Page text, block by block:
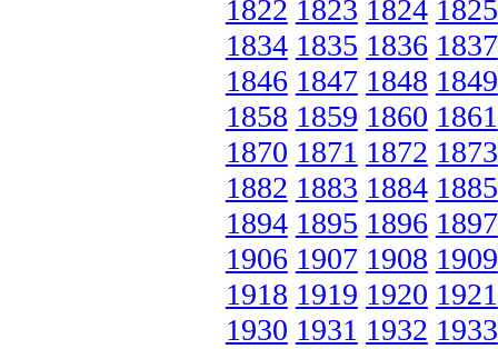
1822 1823 1824 1825
1834 1835 1836 1837
1846 1847 1848 1849
1858 1859 1860 1861
1870 1871 1872 1873
1882 1883 1884 1885
1894 1895 1896 1897
1906 1907 1908 1909
1918 1919 1920 1921
1930 1931 1932 1933